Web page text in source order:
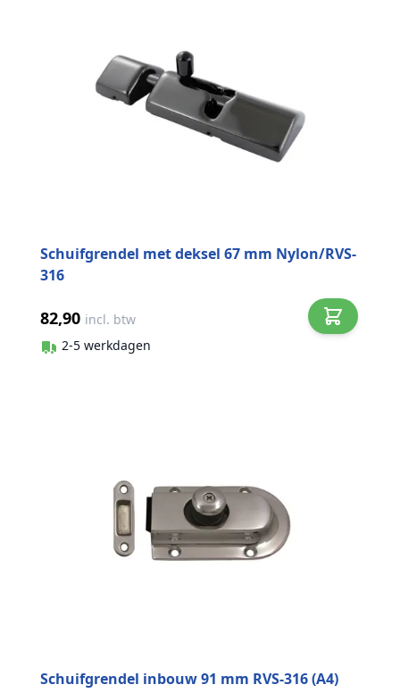
Schuifgrendel met deksel 67 mm Nylon/RVS-
316
82,90 incl. btw
2-5 werkdagen
Schuifgrendel inbouw 91 mm RVS-316 (A4)